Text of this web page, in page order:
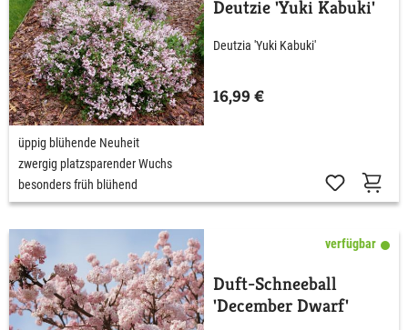
Deutzie 'Yuki Kabuki'
Deutzia 'Yuki Kabuki'
16,99 €
üppig blühende Neuheit
zwergig platzsparender Wuchs
besonders früh blühend
verfügbar
Duft-Schneeball
'December Dwarf'